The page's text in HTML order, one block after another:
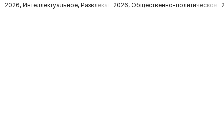
2026, Интеллектуальное, Развлекательное2026, Общественно-политическое